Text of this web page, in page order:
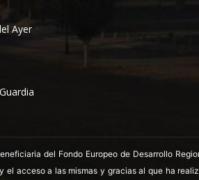
Ayer
del Fondo Europeo de Desarrollo
el acceso a las mismas y gracias al que ha